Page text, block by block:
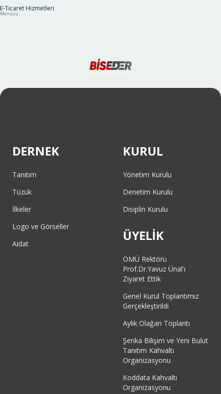
E-Ticaret Hizmetleri
Menüsü
DERNEK
Tanıtım
Tüzük
İlkeler
Logo ve Görseller
Aidat
KURUL
Yönetim Kurulu
Denetim Kurulu
Disiplin Kurulu
ÜYELİK
OMÜ Rektörü
Prof.Dr.Yavuz Ünal'ı
Ziyaret Ettik
Genel Kurul Toplantımız
Gerçekleştirildi
Aylık Olağan Toplantı
Şenka Bilişim ve Yeni Bulut
Tanıtım Kahvaltı
Organizasyonu
Koddata Kahvaltı
Organizasyonu